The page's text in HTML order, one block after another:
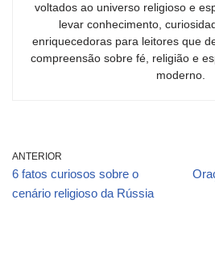
voltados ao universo religioso e
levar conhecimento,
enriquecedoras para leitores que
compreensão sobre fé, religião e
moderno.
ANTERIOR
6 fatos curiosos sobre o
cenário religioso da Rússia